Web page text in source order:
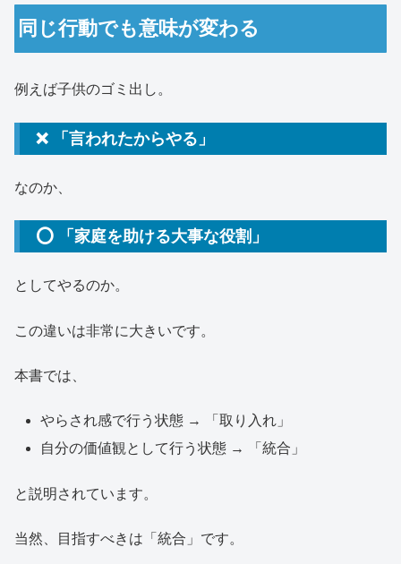
同じ行動でも意味が変わる
例えば子供のゴミ出し。
❌ 「言われたからやる」
なのか、
⭕ 「家庭を助ける大事な役割」
としてやるのか。
この違いは非常に大きいです。
本書では、
やらされ感で行う状態 → 「取り入れ」
自分の価値観として行う状態 → 「統合」
と説明されています。
当然、目指すべきは「統合」です。